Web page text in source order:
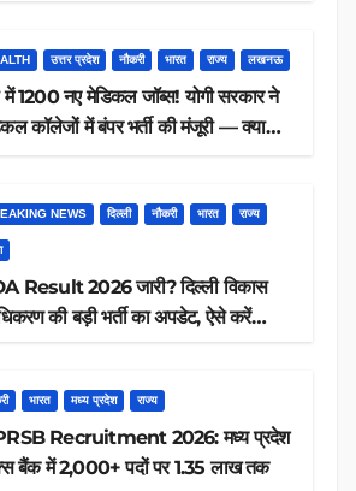
उत्तर प्रदेश नौकरी भारत राज्य लखनऊ
में 1200 नए मेडिकल जॉब्स! योगी सरकार ने
कॉलेजों में बंपर भर्ती की मंजूरी — क्या
NEWS दिल्ली नौकरी भारत राज्य
Result 2026 जारी? दिल्ली विकास
की बड़ी भर्ती का अपडेट, ऐसे करें
भारत मध्य प्रदेश राज्य
Recruitment 2026: मध्य प्रदेश
बैंक में 2,000+ पदों पर 1.35 लाख तक